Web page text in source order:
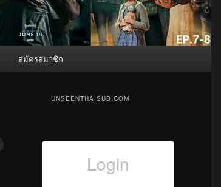
สมัครสมาชิก
UNSEENTHAISUB.COM
Login